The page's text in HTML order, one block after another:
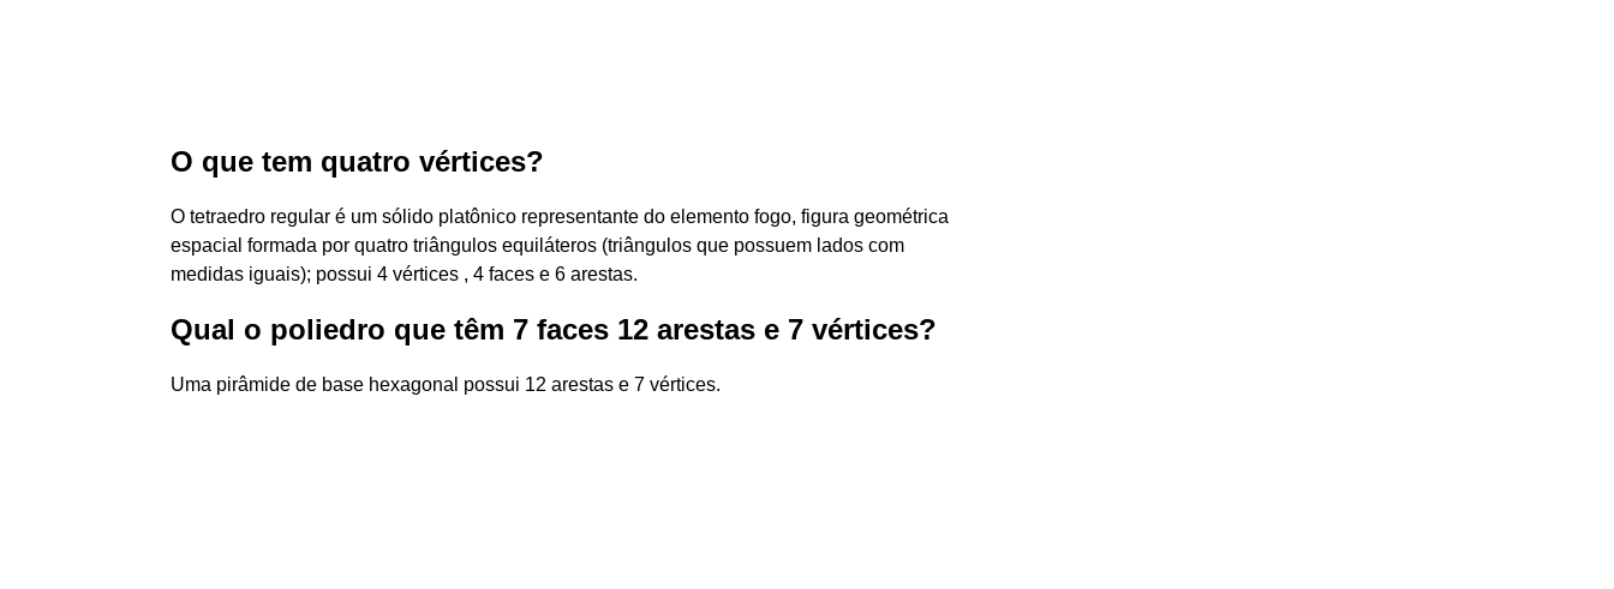
O que tem quatro vértices?
O tetraedro regular é um sólido platônico representante do elemento fogo, figura geométrica
espacial formada por quatro triângulos equiláteros (triângulos que possuem lados com
medidas iguais); possui 4 vértices , 4 faces e 6 arestas.
Qual o poliedro que têm 7 faces 12 arestas e 7 vértices?
Uma pirâmide de base hexagonal possui 12 arestas e 7 vértices.